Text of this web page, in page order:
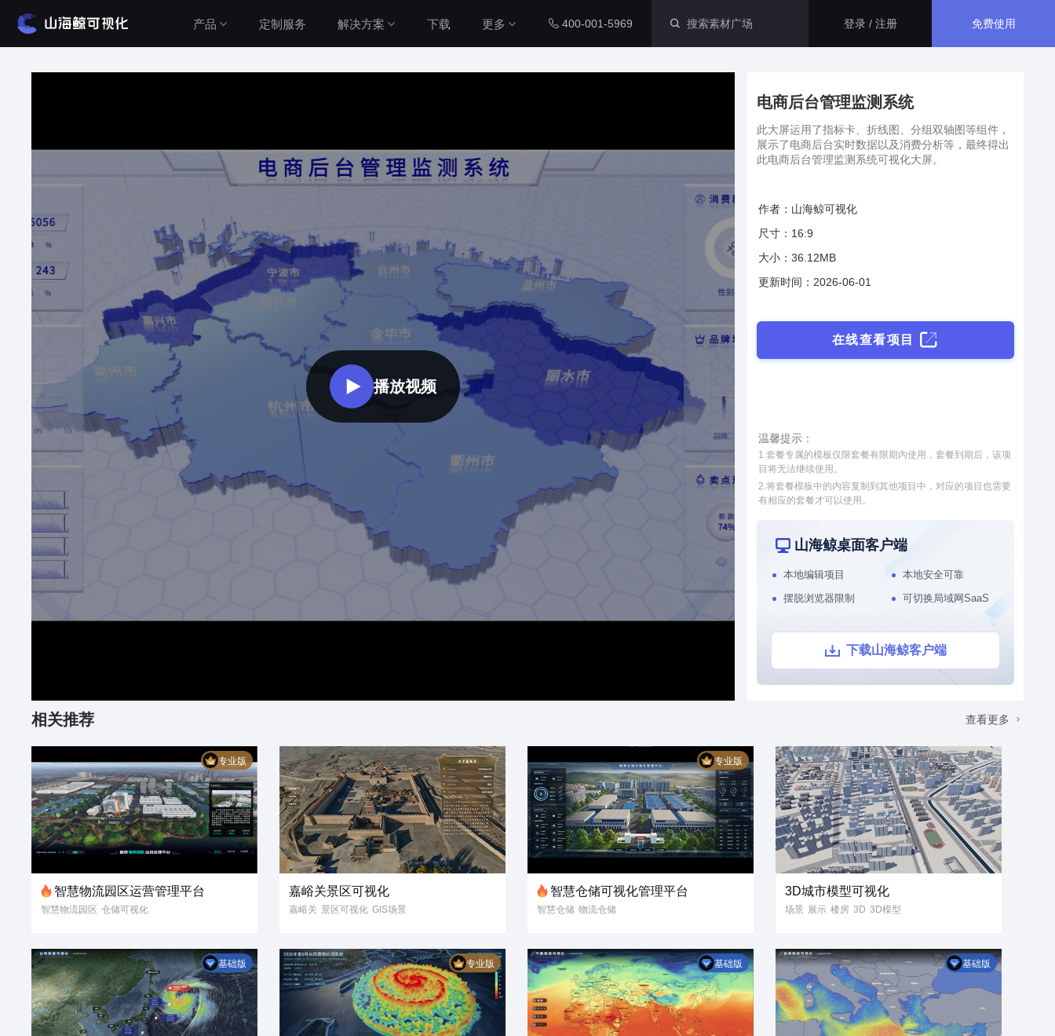
产品
现从3D数字孪生到数据报表，从产品到服务的一
公有云（在线使用）
无需安装，随时随地打开即可使用
私有云（软件下载）
数据模型均在本地，安全可控
图表组件
200+ 主流图表全支持
内置3D渲染引擎
内置地图展示组件
复用已有组件，降低项目成本
山海鲸查看器
Blender插件
v0.2.0（适用于blender3.3及以上版本）
数据管家
零代码轻松完成数据接入和数据处理
生态应用
GISBox
斑斑低代码
瓦石物联
轻装3D
定制服务 解决方案
城市空间数据相结合，对社区周
围环境以及内部物业管理和社区
党建等进行了统一管理，从而提
系统通过数字孪生技术，整合社
区各个系统的数据源，将社区运
维数据、IoT设备数据与三维城
市空间数据相结合，对社区周围
环境以及内部物业管理和社区党
建等进行了统一管理，从而提升
了数据维度，实现了更加直观、
更加精细化的社区管理，从而能
够全面提升社区管理水平。
大屏运用了指标卡、折线图、百
分比图等组件，展示了智慧医院
资源管理和安防的相关信息，最
终得出此智慧医院综合管理平
三维空间数据相结合，对厂区、
厂房、生产线进行统一管理，提
升数据维度，实现更加直观、更
加精细化的工厂管理，全面提升
工厂管理水平。
本系统主要面向医保管理部门，
通过数字孪生技术， 将二维数据
仅可以全面接入现有医保的各项
管理数据。
科技风园区解决方案
高度融合园区多种数据资源，运
用3D技术制作园区三维模型，对
园区产业、资产、基础设施、能
效、安防等领域的关键指标进行
综合监测分析，打造智慧园区管
园区管理，全面提升园区管理水
通过数字孪生技术，本系统巧妙
地整合了校园内各个系统的数据
带来更先进、高效的管理方式。
智慧办公园区
此大屏运用了3d室外、折线图、
数据表格等组件展示了智慧办公
园区管理的实时情况。人员类别
统计及车辆实时占用率进行分
析。并且通过平均耗电时段及项
目信息分析分析。最终得出此智
慧办公园区可视化。
社区各个系统的数据源，将社区
运维数据、IoT设备数据与三维
城市空间数据相结合，对社区周
围环境以及内部物业管理和社区
党建等进行了统一管理，从而提
观、更加精细化的社区管理，从
而能够全面提升社区管理水平。
下载 更多 400-001-5969 登录 / 注册 免费使用
播放视频
电商后台管理监测系统
此大屏运用了指标卡、折线图、分组双轴图等组件，
展示了电商后台实时数据以及消费分析等，最终得出
此电商后台管理监测系统可视化大屏。
作者：山海鲸可视化
尺寸：16:9
大小：36.12MB
更新时间：2026-06-01
在线查看项目
温馨提示：
1.套餐专属的模板仅限套餐有限期内使用，套餐到期后，该项
目将无法继续使用。
2.将套餐模板中的内容复制到其他项目中，对应的项目也需要
有相应的套餐才可以使用。
山海鲸桌面客户端
本地编辑项目
本地安全可靠
摆脱浏览器限制
可切换局域网SaaS
下载山海鲸客户端
相关推荐 查看更多
专业版
智慧物流园区运营管理平台
智慧物流园区 仓储可视化
库区监控管理 物流数字化
数字孪生 智慧物流
智慧园区 智慧仓储
3D模型
三维建模 3D可视化
嘉峪关景区可视化
嘉峪关 景区可视化 GIS场景
数据可视化
专业版
智慧仓储可视化管理平台
智慧仓储 物流仓储
仓储可视化 物流可视化
智慧仓储可视化管理平台
可视化3D场景 3D可视化
数字孪生 可视化大屏
3D城市模型可视化
场景 展示 楼房 3D 3D模型
数字孪生 数据可视化 大屏
信息 GIS
基础版 专业版 基础版 基础版